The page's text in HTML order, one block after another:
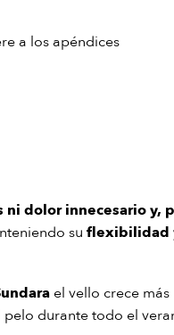
a los apéndices
ni dolor innecesario y,
su flexibilidad
el vello crece más
pelo durante todo el